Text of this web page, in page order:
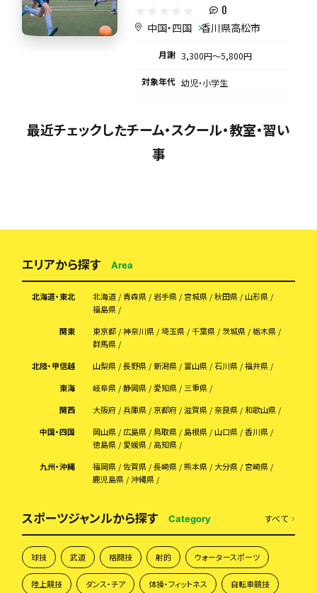
0
中国・四国 香川県高松市
月謝 3,300円〜5,800円
対象年代 幼児・小学生
最近チェックしたチーム・スクール・教室・習い
事
エリアから探す Area
北海道・東北 北海道 青森県 岩手県 宮城県 秋田県
山形県
福島県
関東
東京都 神奈川県 埼玉県 千葉県 茨城県
栃木県
群馬県
北陸・甲信越
山梨県 長野県 新潟県 富山県 石川県
福井県
東海
岐阜県 静岡県 愛知県
三重県
関西
大阪府 兵庫県 京都府 滋賀県 奈良県
和歌山県
中国・四国
岡山県 広島県 鳥取県 島根県 山口県
香川県
徳島県
愛媛県
高知県
九州・沖縄
福岡県 佐賀県 長崎県 熊本県 大分県
宮崎県
鹿児島県
沖縄県
スポーツジャンルから探す Category すべて
球技 武道 格闘技 射的 ウォータースポーツ
陸上競技 ダンス・チア 体操・フィットネス 自転車競技